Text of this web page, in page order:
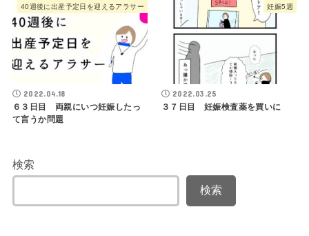
40週後に出産予定日を迎えるアラサー
2022.04.18
６３日目 両親にいつ妊娠したっ
て言うか問題
妊娠5週
2022.03.25
３７日目 妊娠検査薬を買いに
検索
検索